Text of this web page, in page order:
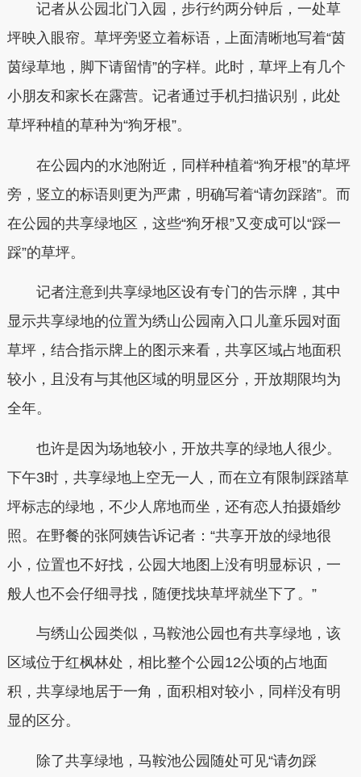
记者从公园北门入园，步行约两分钟后，一处草
坪映入眼帘。草坪旁竖立着标语，上面清晰地写着“茵
茵绿草地，脚下请留情”的字样。此时，草坪上有几个
小朋友和家长在露营。记者通过手机扫描识别，此处
草坪种植的草种为“狗牙根”。
在公园内的水池附近，同样种植着“狗牙根”的草坪
旁，竖立的标语则更为严肃，明确写着“请勿踩踏”。而
在公园的共享绿地区，这些“狗牙根”又变成可以“踩一
踩”的草坪。
记者注意到共享绿地区设有专门的告示牌，其中
显示共享绿地的位置为绣山公园南入口儿童乐园对面
草坪，结合指示牌上的图示来看，共享区域占地面积
较小，且没有与其他区域的明显区分，开放期限均为
全年。
也许是因为场地较小，开放共享的绿地人很少。
下午3时，共享绿地上空无一人，而在立有限制踩踏草
坪标志的绿地，不少人席地而坐，还有恋人拍摄婚纱
照。在野餐的张阿姨告诉记者：“共享开放的绿地很
小，位置也不好找，公园大地图上没有明显标识，一
般人也不会仔细寻找，随便找块草坪就坐下了。”
与绣山公园类似，马鞍池公园也有共享绿地，该
区域位于红枫林处，相比整个公园12公顷的占地面
积，共享绿地居于一角，面积相对较小，同样没有明
显的区分。
除了共享绿地，马鞍池公园随处可见“请勿踩